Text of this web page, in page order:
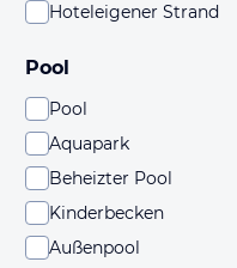
Hoteleigener Strand
Pool
Pool
Aquapark
Beheizter Pool
Kinderbecken
Außenpool